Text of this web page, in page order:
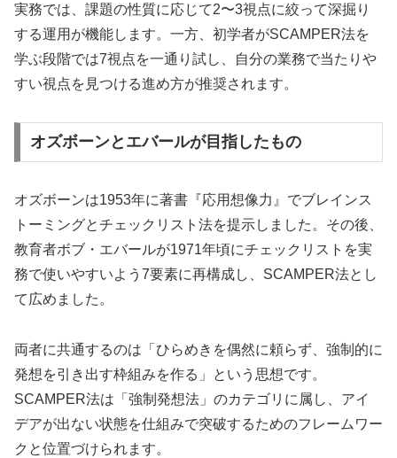
実務では、課題の性質に応じて2〜3視点に絞って深掘り
する運用が機能します。一方、初学者がSCAMPER法を
学ぶ段階では7視点を一通り試し、自分の業務で当たりや
すい視点を見つける進め方が推奨されます。
オズボーンとエバールが目指したもの
オズボーンは1953年に著書『応用想像力』でブレインス
トーミングとチェックリスト法を提示しました。その後、
教育者ボブ・エバールが1971年頃にチェックリストを実
務で使いやすいよう7要素に再構成し、SCAMPER法とし
て広めました。
両者に共通するのは「ひらめきを偶然に頼らず、強制的に
発想を引き出す枠組みを作る」という思想です。
SCAMPER法は「強制発想法」のカテゴリに属し、アイ
デアが出ない状態を仕組みで突破するためのフレームワー
クと位置づけられます。